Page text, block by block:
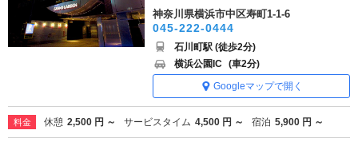
神奈川県横浜市中区寿町1-1-6
045-222-0444
石川町駅 (徒歩2分)
横浜公園IC (車2分)
Googleマップで開く
料金 休憩 2,500 円 ～ サービスタイム 4,500 円 ～ 宿泊 5,900 円 ～